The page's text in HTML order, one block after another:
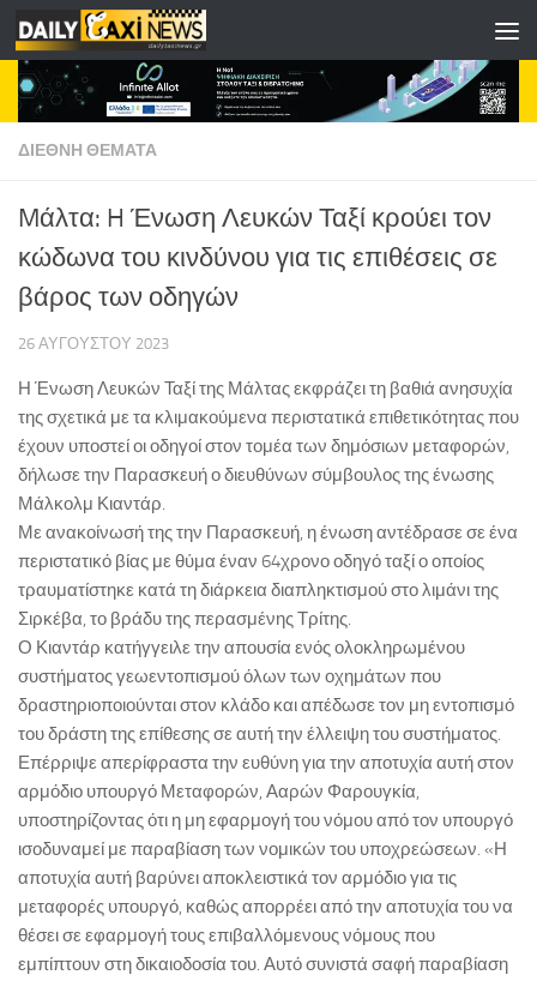
Skip to content
ΔΙΕΘΝΗ ΘΕΜΑΤΑ
Mάλτα: H Ένωση Λευκών Ταξί κρούει τον
κώδωνα του κινδύνου για τις επιθέσεις σε
βάρος των οδηγών
26 ΑΥΓΟΎΣΤΟΥ 2023
Η Ένωση Λευκών Ταξί της Μάλτας εκφράζει τη βαθιά ανησυχία
της σχετικά με τα κλιμακούμενα περιστατικά επιθετικότητας που
έχουν υποστεί οι οδηγοί στον τομέα των δημόσιων μεταφορών,
δήλωσε την Παρασκευή ο διευθύνων σύμβουλος της ένωσης
Μάλκολμ Κιαντάρ.
Με ανακοίνωσή της την Παρασκευή, η ένωση αντέδρασε σε ένα
περιστατικό βίας με θύμα έναν 64χρονο οδηγό ταξί ο οποίος
τραυματίστηκε κατά τη διάρκεια διαπληκτισμού στο λιμάνι της
Σιρκέβα, το βράδυ της περασμένης Τρίτης.
Ο Κιαντάρ κατήγγειλε την απουσία ενός ολοκληρωμένου
συστήματος γεωεντοπισμού όλων των οχημάτων που
δραστηριοποιούνται στον κλάδο και απέδωσε τον μη εντοπισμό
του δράστη της επίθεσης σε αυτή την έλλειψη του συστήματος.
Επέρριψε απερίφραστα την ευθύνη για την αποτυχία αυτή στον
αρμόδιο υπουργό Μεταφορών, Ααρών Φαρουγκία,
υποστηρίζοντας ότι η μη εφαρμογή του νόμου από τον υπουργό
ισοδυναμεί με παραβίαση των νομικών του υποχρεώσεων. «Η
αποτυχία αυτή βαρύνει αποκλειστικά τον αρμόδιο για τις
μεταφορές υπουργό, καθώς απορρέει από την αποτυχία του να
θέσει σε εφαρμογή τους επιβαλλόμενους νόμους που
εμπίπτουν στη δικαιοδοσία του. Αυτό συνιστά σαφή παραβίαση